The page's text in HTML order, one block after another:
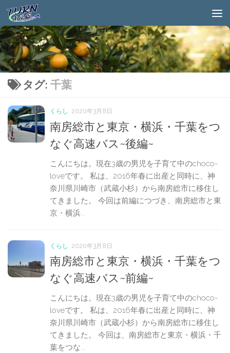
タグ: 千葉
くらし 2020年3月8日
南房総市と東京・横浜・千葉をつ
なぐ高速バス~後編~
こんにちは。現在3歳の男児を子育て中のchoco-
loveです。 私は、2016年春に出産と同時に、神
奈川県川崎市（武蔵小杉）から南房総市に移住し
てきました。 今回は前編につづき、南房総市と東
京・横浜...
くらし 2020年3月8日
南房総市と東京・横浜・千葉をつ
なぐ高速バス~前編~
こんにちは。現在3歳の男児を子育て中のchoco-
loveです。 私は、2016年春に出産と同時に、神
奈川県川崎市（武蔵小杉）から南房総市に移住し
てきました。 今回は、南房総市と東京・横浜・千
葉をつな...